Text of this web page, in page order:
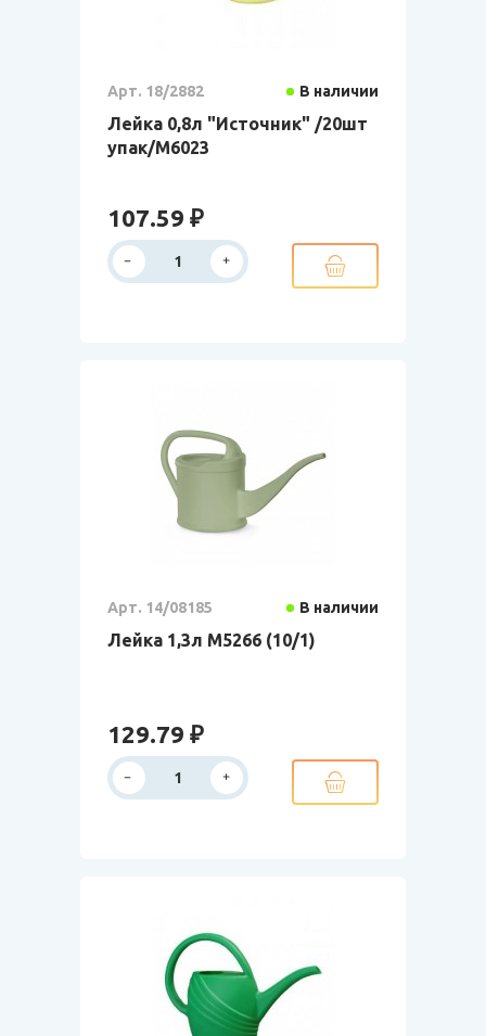
Арт. 18/2882 В наличии
Лейка 0,8л "Источник" /20шт
упак/М6023
107.59 ₽
Арт. 14/08185 В наличии
Лейка 1,3л М5266 (10/1)
129.79 ₽